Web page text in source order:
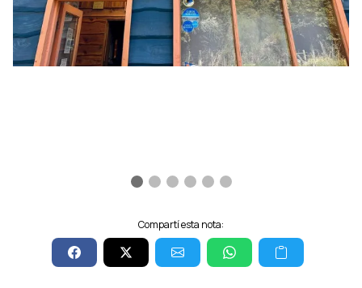
Compartí esta nota: